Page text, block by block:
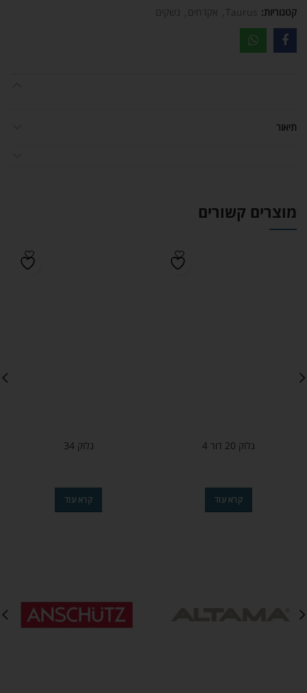
קטגוריות: Taurus אקדחים נשקים
תיאור
מוצרים קשורים
גלוק 20 דור 4
קרא עוד
גלוק 34
קרא עוד